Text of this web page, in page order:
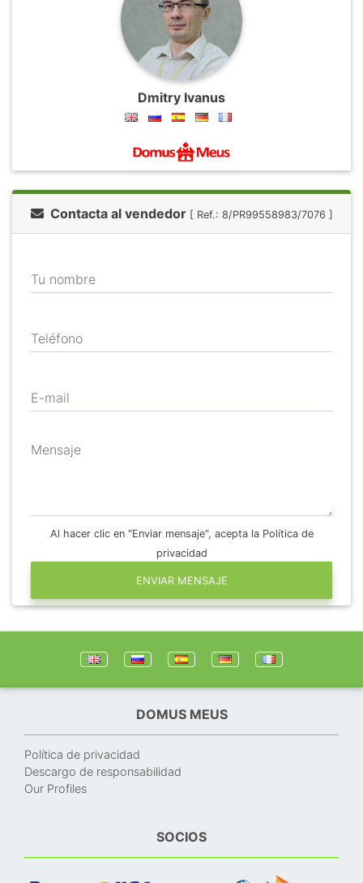
Dmitry Ivanus
Contacta al vendedor [ Ref.: 8/PR99558983/7076 ]
Tu nombre
Teléfono
E-mail
Mensaje
Al hacer clic en "Enviar mensaje", acepta la Política de
privacidad
ENVIAR MENSAJE
DOMUS MEUS
Política de privacidad
Descargo de responsabilidad
Our Profiles
SOCIOS